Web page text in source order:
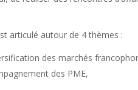
articulé autour de 4 thèmes :
des marchés
des PME,